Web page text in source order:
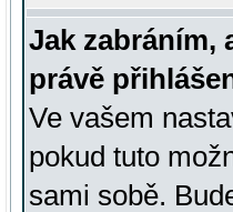
Jak zabráním,
právě
Ve vašem
pokud tuto
sami sobě.